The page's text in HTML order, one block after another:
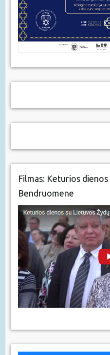
Filmas: Keturios
Bendruomene